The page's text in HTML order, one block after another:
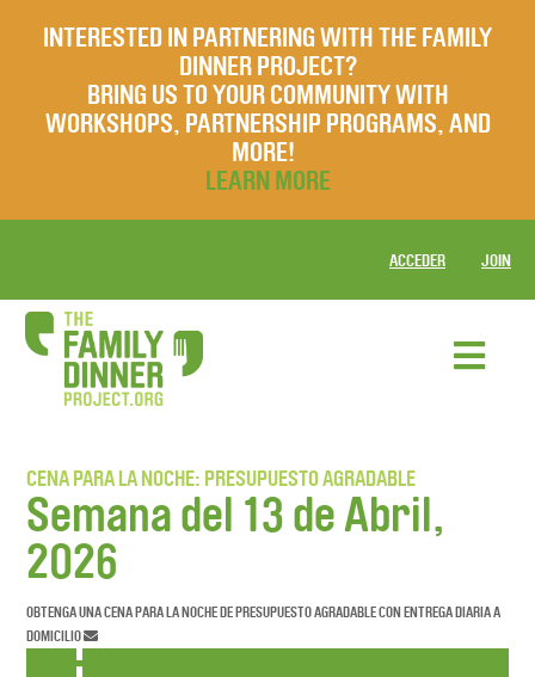
INTERESTED IN PARTNERING WITH THE FAMILY
DINNER PROJECT?
BRING US TO YOUR COMMUNITY WITH
WORKSHOPS, PARTNERSHIP PROGRAMS, AND
MORE!
LEARN MORE
ACCEDER JOIN
CENA PARA LA NOCHE: PRESUPUESTO AGRADABLE
Semana del 13 de Abril,
2026
OBTENGA UNA CENA PARA LA NOCHE DE PRESUPUESTO AGRADABLE CON ENTREGA DIARIA A
DOMICILIO